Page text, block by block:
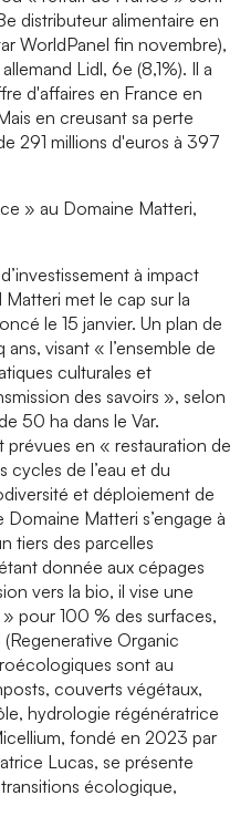
distributeur alimentaire en
WorldPanel fin novembre),
Lidl, 6e (8,1%). Il a
d'affaires en France en
en creusant sa perte
291 millions d'euros à 397
» au Domaine Matteri,
à impact
met le cap sur la
le 15 janvier. Un plan de
visant « l’ensemble de
culturales et
des savoirs », selon
50 ha dans le Var.
en « restauration de
cycles de l’eau et du
et déploiement de
Matteri s’engage à
tiers des parcelles
donnée aux cépages
vers la bio, il vise une
pour 100 % des surfaces,
Organic
sont au
couverts végétaux,
hydrologie régénératrice
fondé en 2023 par
Lucas, se présente
écologique,